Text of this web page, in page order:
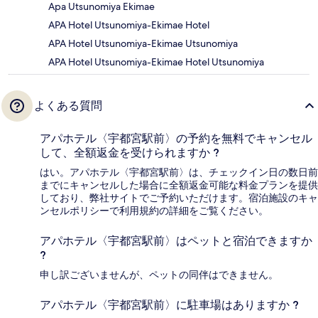
Apa Utsunomiya Ekimae
APA Hotel Utsunomiya-Ekimae Hotel
APA Hotel Utsunomiya-Ekimae Utsunomiya
APA Hotel Utsunomiya-Ekimae Hotel Utsunomiya
よくある質問
アパホテル〈宇都宮駅前〉の予約を無料でキャンセル
して、全額返金を受けられますか ?
はい。アパホテル〈宇都宮駅前〉は、チェックイン日の数日前
までにキャンセルした場合に全額返金可能な料金プランを提供
しており、弊社サイトでご予約いただけます。宿泊施設のキャ
ンセルポリシーで利用規約の詳細をご覧ください。
アパホテル〈宇都宮駅前〉はペットと宿泊できますか
?
申し訳ございませんが、ペットの同伴はできません。
アパホテル〈宇都宮駅前〉に駐車場はありますか ?